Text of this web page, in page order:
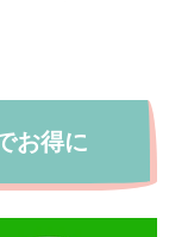
お得に